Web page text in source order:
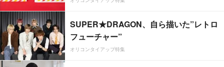
SUPER★DRAGON、自ら描いた”レトロ
フューチャー”
オリコンタイアップ特集